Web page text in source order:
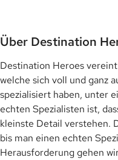
Über Destination
Destination Heroes
welche sich voll und ganz
spezialisiert haben, unter
echten Spezialisten ist,
kleinste Detail verstehen.
bis man einen echten
Herausforderung gehen